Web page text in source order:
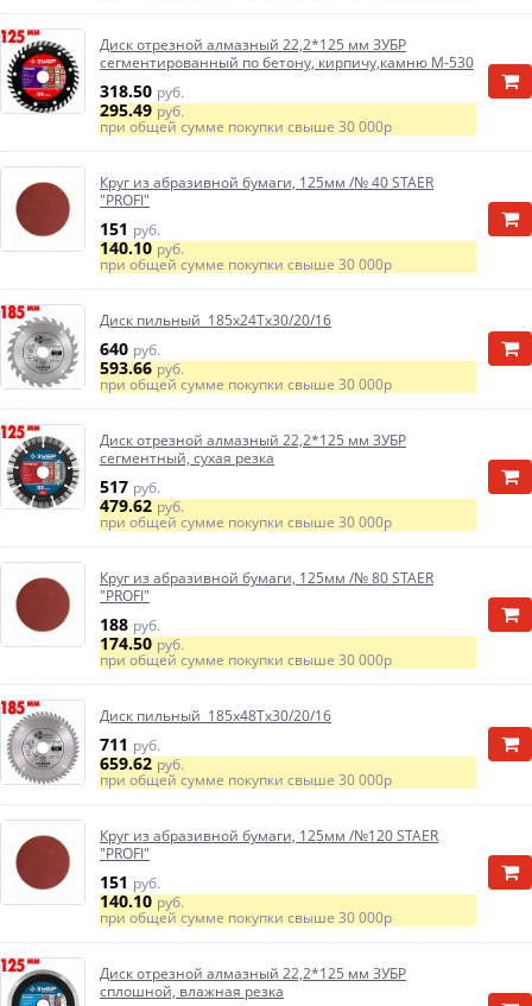
Диск отрезной алмазный 22,2*125 мм ЗУБР
сегментированный по бетону, кирпичу,камню М-530
318.50 руб.
295.49руб.
при общей сумме покупки свыше 30 000р
Круг из абразивной бумаги, 125мм /№ 40 STAER
"PROFI"
151 руб.
140.10руб.
при общей сумме покупки свыше 30 000р
Диск пильный 185х24Тх30/20/16
640 руб.
593.66руб.
при общей сумме покупки свыше 30 000р
Диск отрезной алмазный 22,2*125 мм ЗУБР
сегментный, сухая резка
517 руб.
479.62руб.
при общей сумме покупки свыше 30 000р
Круг из абразивной бумаги, 125мм /№ 80 STAER
"PROFI"
188 руб.
174.50руб.
при общей сумме покупки свыше 30 000р
Диск пильный 185х48Тх30/20/16
711 руб.
659.62руб.
при общей сумме покупки свыше 30 000р
Круг из абразивной бумаги, 125мм /№120 STAER
"PROFI"
151 руб.
140.10руб.
при общей сумме покупки свыше 30 000р
Диск отрезной алмазный 22,2*125 мм ЗУБР
сплошной, влажная резка